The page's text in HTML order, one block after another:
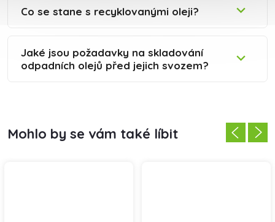
Co se stane s recyklovanými oleji?
Jaké jsou požadavky na skladování
odpadních olejů před jejich svozem?